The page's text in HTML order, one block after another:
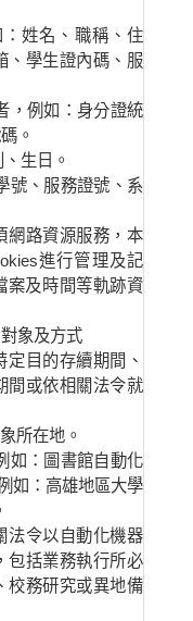
姓名、職稱、住
、學生證內碼、服
，例如：身分證統
。
生日。
號、服務證號、系
網路資源服務，本
進行管理及記
案及時間等軌跡資
象及方式
目的存續期間、
間或依相關法令就
所在地。
如：圖書館自動化
如：高雄地區大學
法令以自動化機器
包括業務執行所必
校務研究或異地備